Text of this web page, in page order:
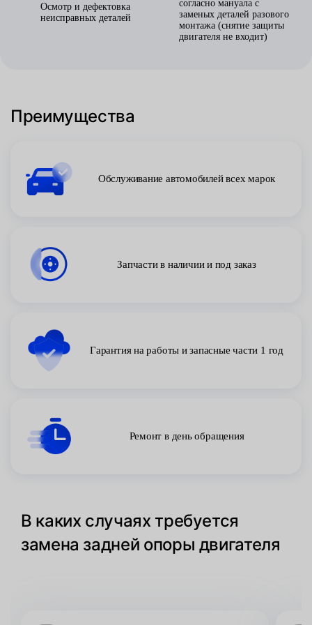
Осмотр и дефектовка
неисправных деталей
согласно мануала с
заменых деталей разового
монтажа (снятие защиты
двигателя не входит)
Преимущества
Обслуживание автомобилей всех марок
Запчасти в наличии и под заказ
Гарантия на работы и запасные части 1 год
Ремонт в день обращения
В каких случаях требуется
замена задней опоры двигателя